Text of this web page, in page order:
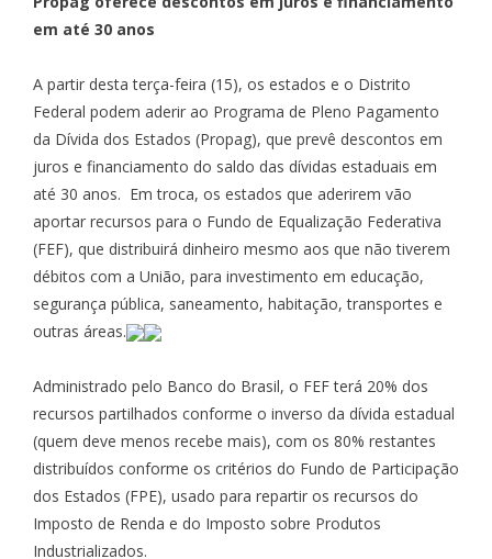
em até 30 anos
A partir desta terça-feira (15), os estados e o Distrito
Federal podem aderir ao Programa de Pleno Pagamento
da Dívida dos Estados (Propag), que prevê descontos em
juros e financiamento do saldo das dívidas estaduais em
até 30 anos. Em troca, os estados que aderirem vão
aportar recursos para o Fundo de Equalização Federativa
(FEF), que distribuirá dinheiro mesmo aos que não tiverem
débitos com a União, para investimento em educação,
segurança pública, saneamento, habitação, transportes e
outras áreas.
Administrado pelo Banco do Brasil, o FEF terá 20% dos
recursos partilhados conforme o inverso da dívida estadual
(quem deve menos recebe mais), com os 80% restantes
distribuídos conforme os critérios do Fundo de Participação
dos Estados (FPE), usado para repartir os recursos do
Imposto de Renda e do Imposto sobre Produtos
Industrializados.